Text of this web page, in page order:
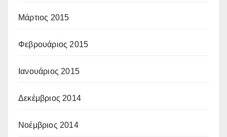
Μάρτιος 2015
Φεβρουάριος 2015
Ιανουάριος 2015
Δεκέμβριος 2014
Νοέμβριος 2014